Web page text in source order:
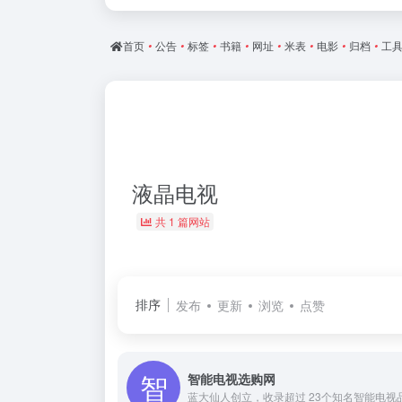
首页 • 公告 • 标签 • 书籍 • 网址 • 米表 • 电影 • 归档 • 工具
液晶电视
共 1 篇网站
排序 发布 更新 浏览 点赞
智能电视选购网